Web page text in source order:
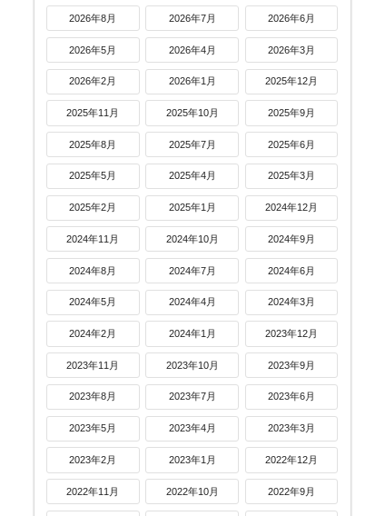
2026年8月 2026年7月 2026年6月
2026年5月 2026年4月 2026年3月
2026年2月 2026年1月 2025年12月
2025年11月 2025年10月 2025年9月
2025年8月 2025年7月 2025年6月
2025年5月 2025年4月 2025年3月
2025年2月 2025年1月 2024年12月
2024年11月 2024年10月 2024年9月
2024年8月 2024年7月 2024年6月
2024年5月 2024年4月 2024年3月
2024年2月 2024年1月 2023年12月
2023年11月 2023年10月 2023年9月
2023年8月 2023年7月 2023年6月
2023年5月 2023年4月 2023年3月
2023年2月 2023年1月 2022年12月
2022年11月 2022年10月 2022年9月